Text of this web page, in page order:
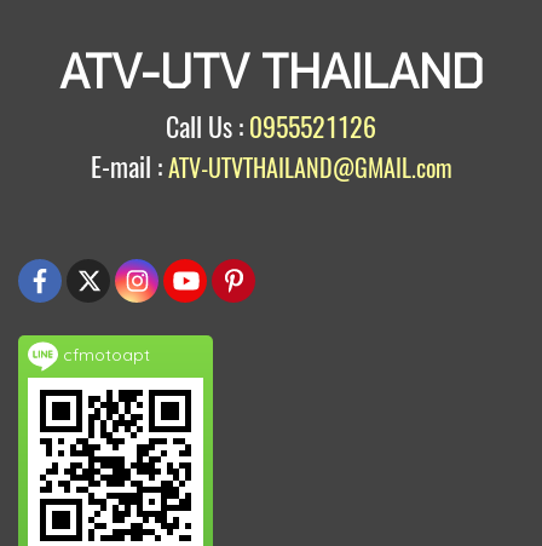
ATV-UTV THAILAND
Call Us : 0955521126
E-mail :ATV-UTVTHAILAND@GMAIL.com
cfmotoapt